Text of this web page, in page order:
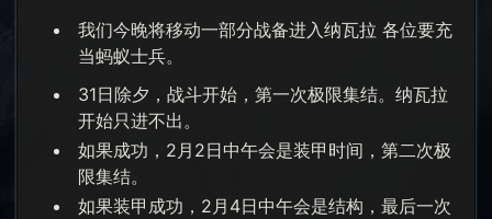
我们今晚将移动一部分战备进入纳瓦拉 各位要充
当蚂蚁士兵。
31日除夕，战斗开始，第一次极限集结。纳瓦拉
开始只进不出。
如果成功，2月2日中午会是装甲时间，第二次极
限集结。
如果装甲成功，2月4日中午会是结构，最后一次